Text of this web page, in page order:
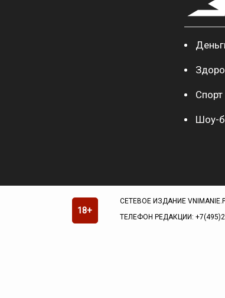
Спорт
Шоу-
18+
СЕТЕВОЕ ИЗДАНИЕ
ТЕЛЕФОН РЕДАКЦИИ: